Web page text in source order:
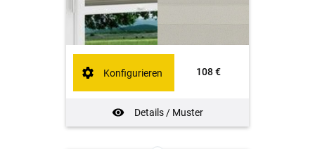
108 €
Details / Muster
Konfigurieren